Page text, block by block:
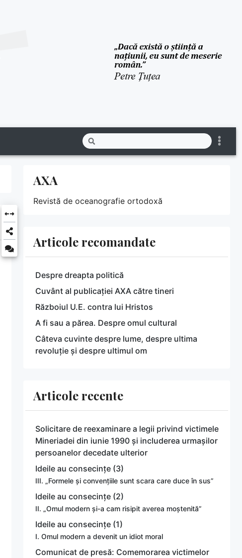
AXA
Revistă de oceanografie ortodoxă
Articole recomandate
Despre dreapta politică
Cuvânt al publicației AXA către tineri
Războiul U.E. contra lui Hristos
A fi sau a părea. Despre omul cultural
Câteva cuvinte despre lume, despre ultima
revoluție și despre ultimul om
Articole recente
Solicitare de reexaminare a legii privind victimele
Mineriadei din iunie 1990 și includerea urmașilor
persoanelor decedate ulterior
Ideile au consecințe (3)
III. „Formele și convențiile sunt scara care duce în sus”
Ideile au consecințe (2)
II. „Omul modern și-a cam risipit averea moștenită”
Ideile au consecințe (1)
I. Omul modern a devenit un idiot moral
Comunicat de presă: Comemorarea victimelor